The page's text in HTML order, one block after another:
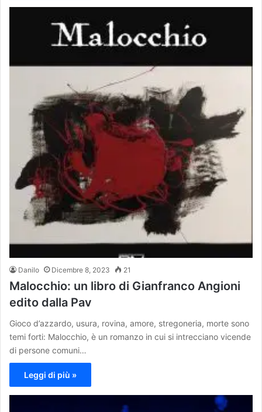
Danilo Dicembre 8, 2023 21
Malocchio: un libro di Gianfranco Angioni
edito dalla Pav
Gioco d’azzardo, usura, rovina, amore, stregoneria, morte sono
temi forti: Malocchio, è un romanzo in cui si intrecciano vicende
di persone comuni…
Leggi di più »